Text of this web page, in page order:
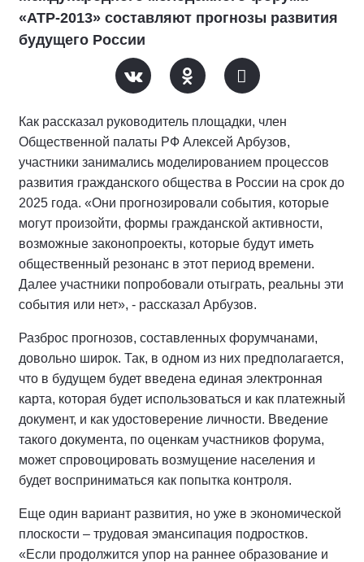
«АТР-2013» составляют прогнозы развития
будущего России
Как рассказал руководитель площадки, член
Общественной палаты РФ Алексей Арбузов,
участники занимались моделированием процессов
развития гражданского общества в России на срок до
2025 года. «Они прогнозировали события, которые
могут произойти, формы гражданской активности,
возможные законопроекты, которые будут иметь
общественный резонанс в этот период времени.
Далее участники попробовали отыграть, реальны эти
события или нет», - рассказал Арбузов.
Разброс прогнозов, составленных форумчанами,
довольно широк. Так, в одном из них предполагается,
что в будущем будет введена единая электронная
карта, которая будет использоваться и как платежный
документ, и как удостоверение личности. Введение
такого документа, по оценкам участников форума,
может спровоцировать возмущение населения и
будет восприниматься как попытка контроля.
Еще один вариант развития, но уже в экономической
плоскости – трудовая эмансипация подростков.
«Если продолжится упор на раннее образование и